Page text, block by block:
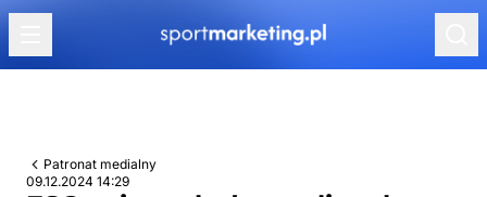
Przejdź do treści
Patronat medialny
09.12.2024 14:29